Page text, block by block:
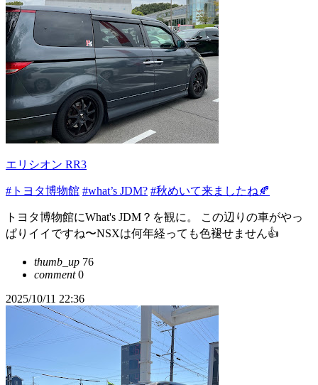
エリシオン RR3
#トヨタ博物館 #what’s JDM? #秋めいて来ましたね🍂
トヨタ博物館にWhat's JDM？を観に。 この辺りの車がやっ
ぱりイイですね〜NSXは何年経っても色褪せません👍
thumb_up 76
comment0
2025/10/11 22:36